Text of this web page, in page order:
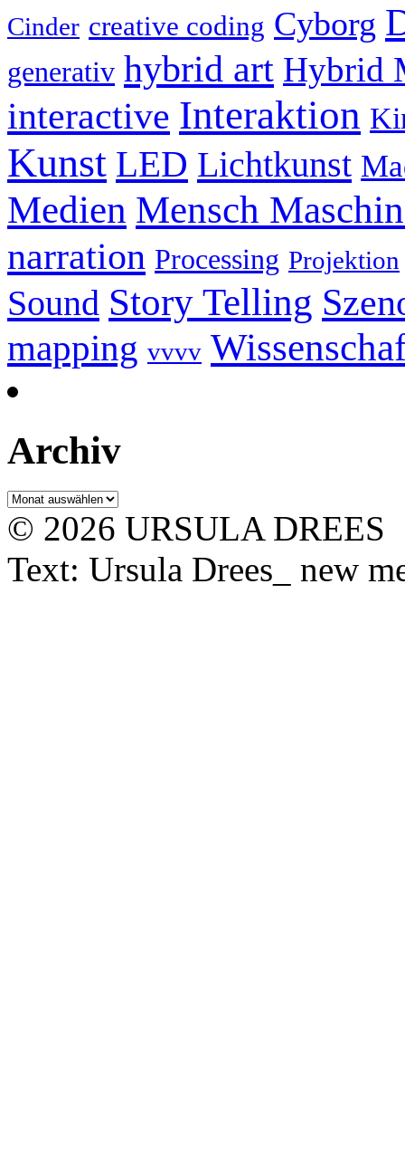
Cinder creative coding Cyborg
generativ hybrid art Hybrid
interactive Interaktion
Kunst LED Lichtkunst
Medien Mensch
narration Processing Projektion
Sound Story Telling
mapping vvvv
Archiv
Archiv
© 2026 URSULA DREES
Text: Ursula Drees_ new